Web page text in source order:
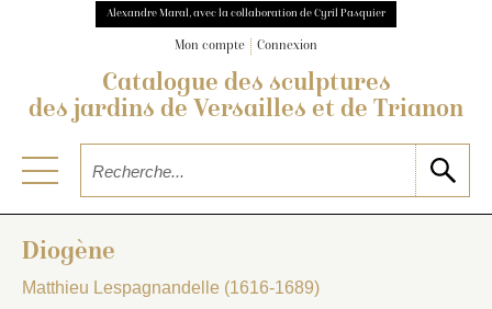
Alexandre Maral, avec la collaboration de Cyril Pasquier
Mon compte Connexion
Catalogue des sculptures
des jardins de Versailles et de Trianon
Diogène
Matthieu Lespagnandelle (1616-1689)